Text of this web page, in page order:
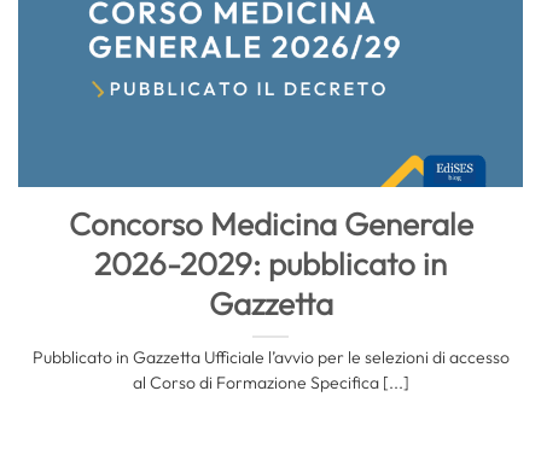
Concorso Medicina Generale
2026-2029: pubblicato in
Gazzetta
Pubblicato in Gazzetta Ufficiale l’avvio per le selezioni di accesso
al Corso di Formazione Specifica [...]